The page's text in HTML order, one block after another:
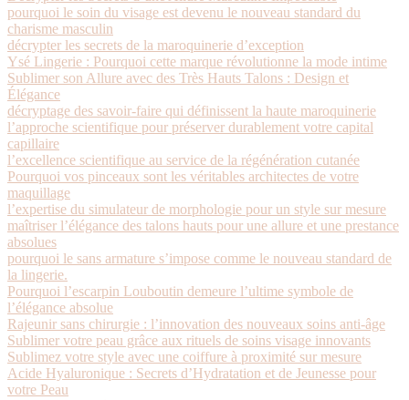
pourquoi le soin du visage est devenu le nouveau standard du
charisme masculin
décrypter les secrets de la maroquinerie d’exception
Ysé Lingerie : Pourquoi cette marque révolutionne la mode intime
Sublimer son Allure avec des Très Hauts Talons : Design et
Élégance
décryptage des savoir-faire qui définissent la haute maroquinerie
l’approche scientifique pour préserver durablement votre capital
capillaire
l’excellence scientifique au service de la régénération cutanée
Pourquoi vos pinceaux sont les véritables architectes de votre
maquillage
l’expertise du simulateur de morphologie pour un style sur mesure
maîtriser l’élégance des talons hauts pour une allure et une prestance
absolues
pourquoi le sans armature s’impose comme le nouveau standard de
la lingerie.
Pourquoi l’escarpin Louboutin demeure l’ultime symbole de
l’élégance absolue
Rajeunir sans chirurgie : l’innovation des nouveaux soins anti-âge
Sublimer votre peau grâce aux rituels de soins visage innovants
Sublimez votre style avec une coiffure à proximité sur mesure
Acide Hyaluronique : Secrets d’Hydratation et de Jeunesse pour
votre Peau